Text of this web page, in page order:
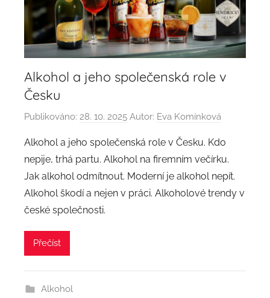
Alkohol a jeho společenská role v
Česku
Publikováno: 28. 10. 2025 Autor: Eva Komínková
Alkohol a jeho společenská role v Česku. Kdo
nepije, trhá partu. Alkohol na firemním večírku.
Jak alkohol odmítnout. Moderní je alkohol nepít.
Alkohol škodí a nejen v práci. Alkoholové trendy v
české společnosti.
Přečíst
Alkohol